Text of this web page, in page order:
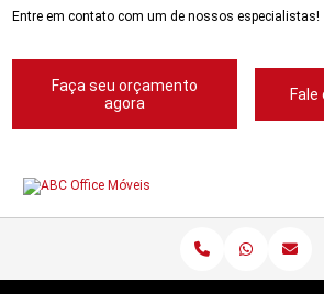
Entre em contato com um de nossos especialistas!
Faça seu orçamento
agora